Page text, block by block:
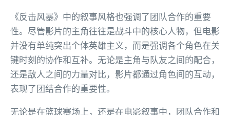
《反击风暴》中的叙事风格也强调了团队合作的重要
性。尽管影片的主角往往是战斗中的核心人物，但电影
并没有单纯突出个体英雄主义，而是强调各个角色在关
键时刻的协作和互补。无论是主角与队友之间的配合，
还是敌人之间的力量对比，影片都通过角色间的互动，
表现了团结合作的重要性。
无论是在篮球赛场上，还是在电影叙事中，团队合作和